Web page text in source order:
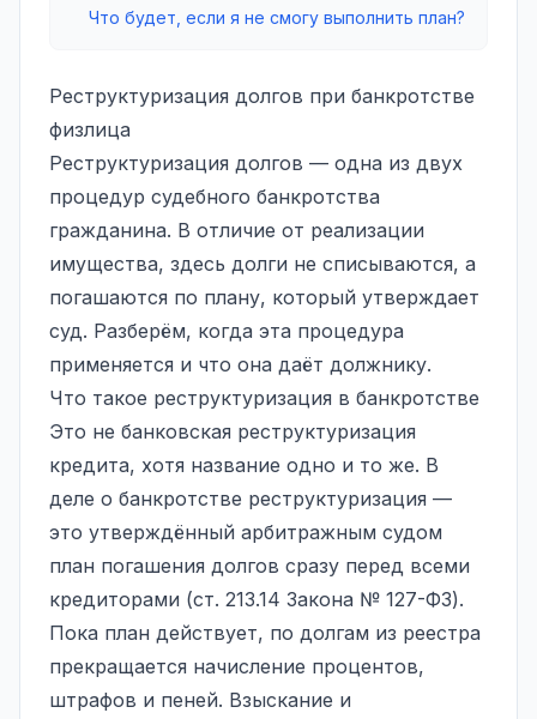
Что будет, если я не смогу выполнить план?
Реструктуризация долгов при банкротстве
физлица
Реструктуризация долгов — одна из двух
процедур судебного банкротства
гражданина. В отличие от реализации
имущества, здесь долги не списываются, а
погашаются по плану, который утверждает
суд. Разберём, когда эта процедура
применяется и что она даёт должнику.
Что такое реструктуризация в банкротстве
Это не банковская реструктуризация
кредита, хотя название одно и то же. В
деле о банкротстве реструктуризация —
это утверждённый арбитражным судом
план погашения долгов сразу перед всеми
кредиторами (ст. 213.14 Закона № 127-ФЗ).
Пока план действует, по долгам из реестра
прекращается начисление процентов,
штрафов и пеней. Взыскание и